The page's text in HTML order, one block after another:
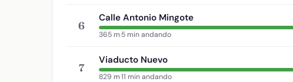
6
Calle Antonio Mingote
365 m·5 min andando
7
Viaducto Nuevo
829 m·11 min andando